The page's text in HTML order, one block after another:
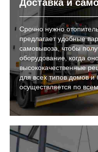
Доставка и
Срочно нужно
предлагает удобные
самовывоза, чтобы
оборудование, когда
высококачественные
для всех типов домов и
осуществляется по